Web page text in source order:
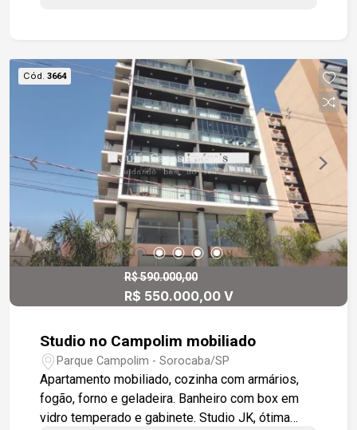
supermercados, com saída para as principais
Avenidas da Cidade.
Cód. 3664
R$ 590.000,00
R$ 550.000,00 V
Studio no Campolim mobiliado
Parque Campolim - Sorocaba/SP
Apartamento mobiliado, cozinha com armários,
fogão, forno e geladeira. Banheiro com box em
vidro temperado e gabinete. Studio JK, ótima